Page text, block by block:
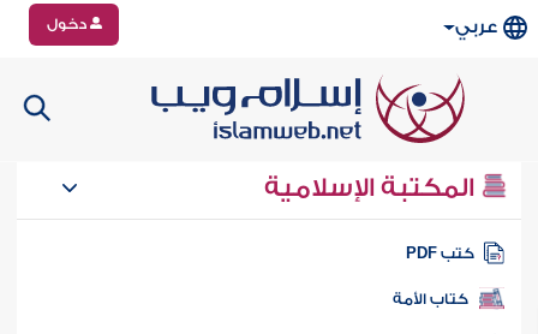
عربي دخول
المكتبة الإسلامية
كتب PDF